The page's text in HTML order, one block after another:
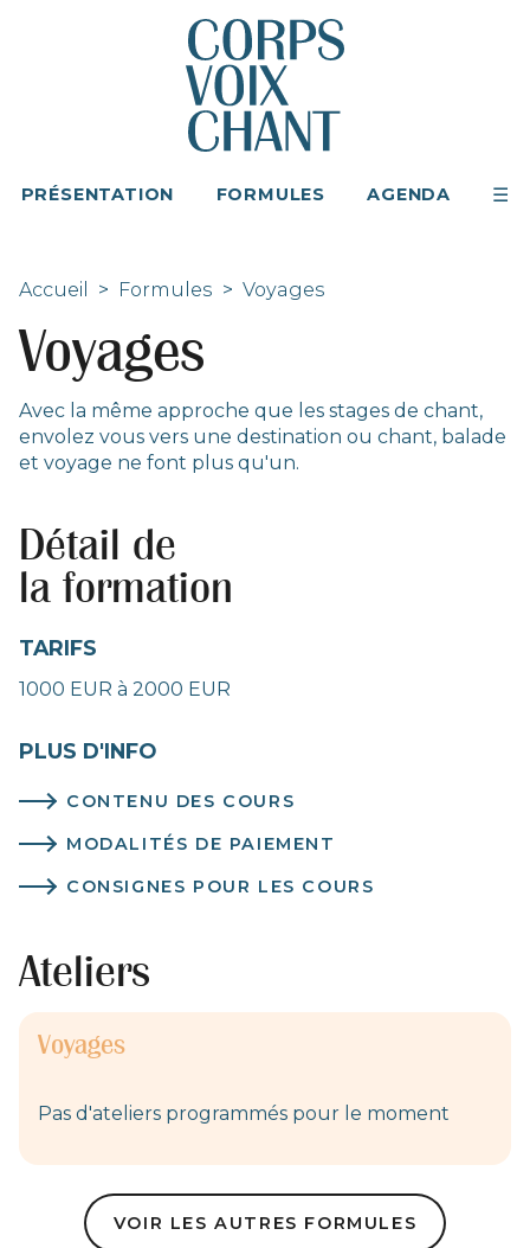
PRÉSENTATION FORMULES AGENDA
Accueil > Formules > Voyages
Voyages
Avec la même approche que les stages de chant,
envolez vous vers une destination ou chant, balade
et voyage ne font plus qu'un.
Détail de
la formation
TARIFS
1000 EUR à 2000 EUR
PLUS D'INFO
CONTENU DES COURS
MODALITÉS DE PAIEMENT
CONSIGNES POUR LES COURS
Ateliers
Voyages
Pas d'ateliers programmés pour le moment
VOIR LES AUTRES FORMULES